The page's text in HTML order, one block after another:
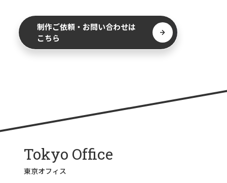
制作ご依頼・お問い合わせは
こちら
Tokyo Office
東京オフィス